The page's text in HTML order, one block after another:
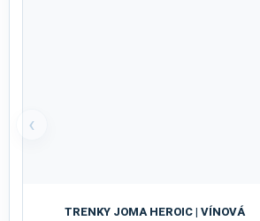
‹
TRENKY JOMA HEROIC | VÍNOVÁ